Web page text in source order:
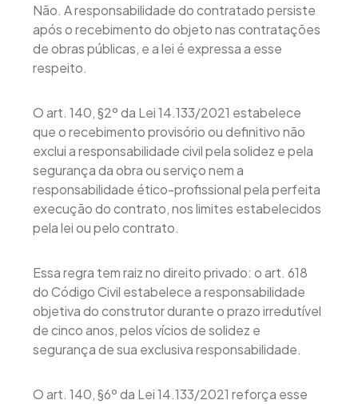
Não. A responsabilidade do contratado persiste
após o recebimento do objeto nas contratações
de obras públicas, e a lei é expressa a esse
respeito.
O art. 140, §2º da Lei 14.133/2021 estabelece
que o recebimento provisório ou definitivo não
exclui a responsabilidade civil pela solidez e pela
segurança da obra ou serviço nem a
responsabilidade ético-profissional pela perfeita
execução do contrato, nos limites estabelecidos
pela lei ou pelo contrato.
Essa regra tem raiz no direito privado: o art. 618
do Código Civil estabelece a responsabilidade
objetiva do construtor durante o prazo irredutível
de cinco anos, pelos vícios de solidez e
segurança de sua exclusiva responsabilidade.
O art. 140, §6º da Lei 14.133/2021 reforça esse